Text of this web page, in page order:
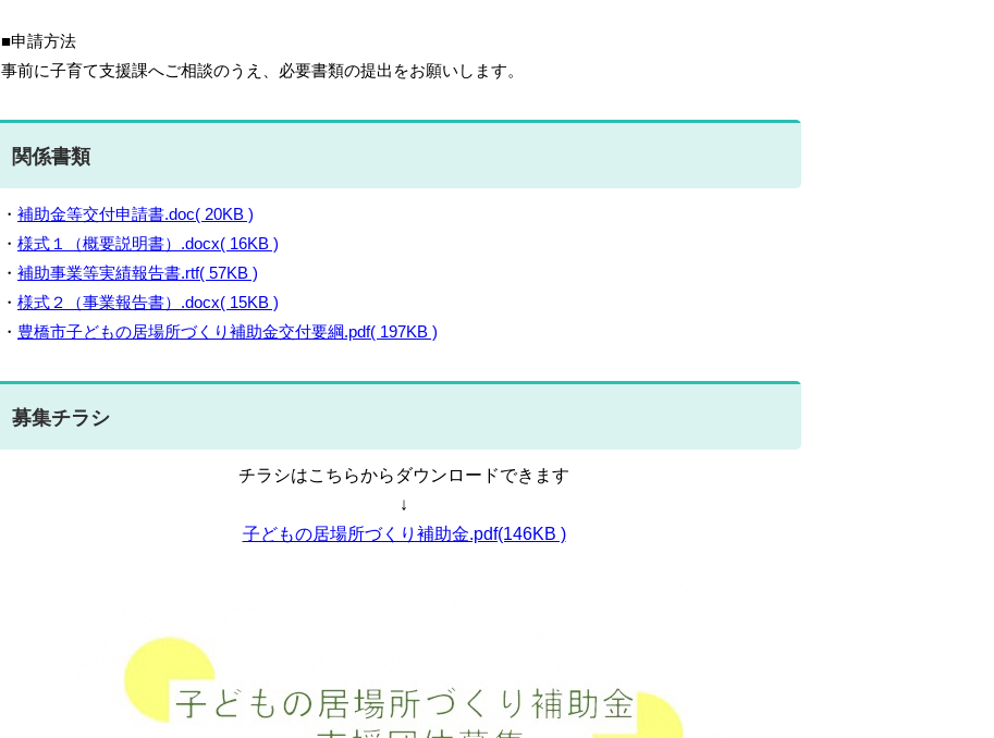
■申請方法
事前に子育て支援課へご相談のうえ、必要書類の提出をお願いします。
関係書類
・ 補助金等交付申請書.doc( 20KB )
・ 様式１（概要説明書）.docx( 16KB )
・ 補助事業等実績報告書.rtf( 57KB )
・ 様式２（事業報告書）.docx( 15KB )
・ 豊橋市子どもの居場所づくり補助金交付要綱.pdf( 197KB )
募集チラシ
チラシはこちらからダウンロードできます
↓
子どもの居場所づくり補助金.pdf(146KB )